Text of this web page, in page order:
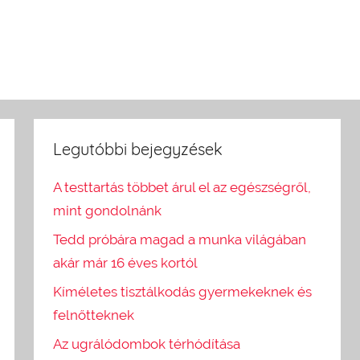
Legutóbbi bejegyzések
A testtartás többet árul el az egészségről,
mint gondolnánk
Tedd próbára magad a munka világában
akár már 16 éves kortól
Kíméletes tisztálkodás gyermekeknek és
felnőtteknek
Az ugrálódombok térhódítása